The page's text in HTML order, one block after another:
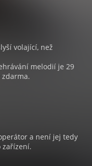
volající, než
melodií je 29
zdarma.
a není jej tedy
zařízení.